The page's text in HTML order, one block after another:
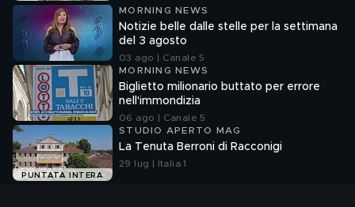
MORNING NEWS
Notizie belle dalle stelle per la settimana
del 3 agosto
03 ago | Canale 5
MORNING NEWS
Biglietto milionario buttato per errore
nell'immondizia
06 ago | Canale 5
PUNTATA INTERA
STUDIO APERTO MAG
La Tenuta Berroni di Racconigi
29 lug | Italia 1